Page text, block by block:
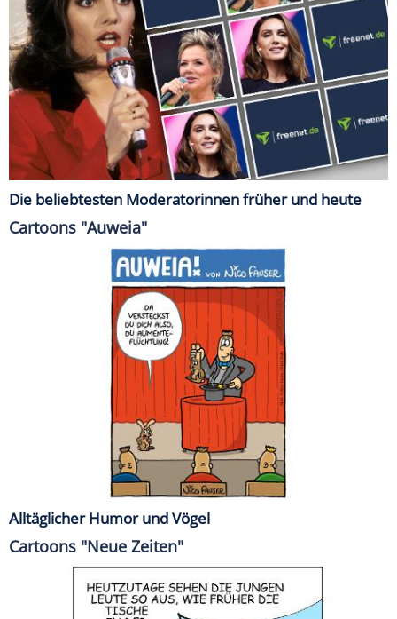
Die beliebtesten Moderatorinnen früher und heute
Cartoons "Auweia"
Alltäglicher Humor und Vögel
Cartoons "Neue Zeiten"